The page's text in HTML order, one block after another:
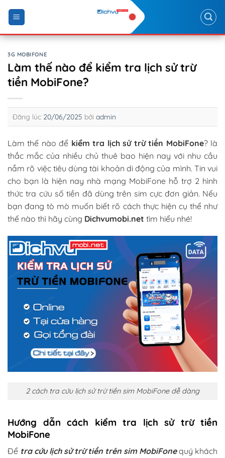
content
3G MOBIFONE
Làm thế nào để kiểm tra lịch sử trừ
tiền MobiFone?
Đăng lúc 20/06/2025 bởi admin
Làm thế nào để kiểm tra lịch sử trừ tiền MobiFone? là
thắc mắc của nhiều chủ thuê bao hiện nay với nhu cầu
nắm rõ việc tiêu dùng tài khoản di động của mình. Tin vui
cho bạn là hiện nay nhà mạng MobiFone hỗ trợ 2 hình
thức tra cứu số tiền đã dùng trên sim cực đơn giản. Nếu
bạn đang tò mò muốn biết rõ cách thực hiện cụ thể như
thế nào thì hãy cùng Dichvumobi.net tìm hiểu nhé!
2 cách tra cứu lịch sử trừ tiền sim MobiFone dễ dàng
Hướng dẫn cách kiểm tra lịch sử trừ tiền
MobiFone
Để tra cứu lịch sử trừ tiền trên sim MobiFonequý khách